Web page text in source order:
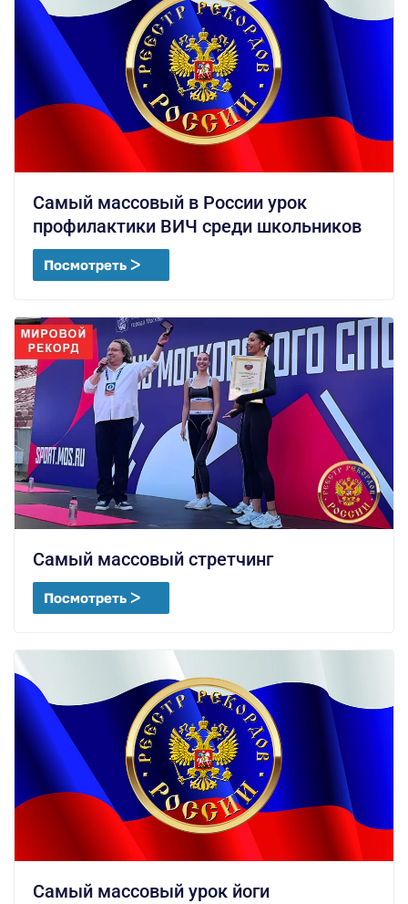
Самый массовый в России урок
профилактики ВИЧ среди школьников
Посмотреть ᐳ
Самый массовый стретчинг
Посмотреть ᐳ
Самый массовый урок йоги